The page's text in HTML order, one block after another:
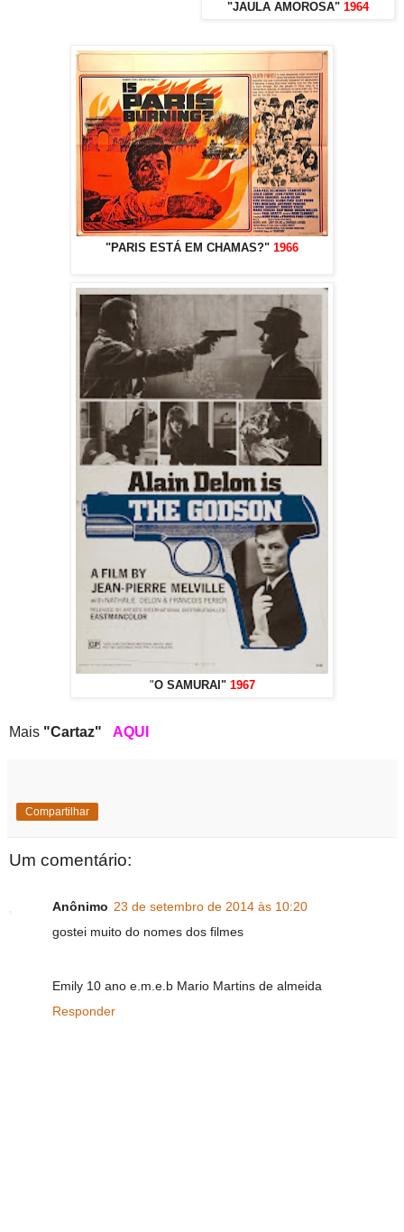
"JAULA AMOROSA" 1964
"PARIS ESTÁ EM CHAMAS?" 1966
"O SAMURAI" 1967
Mais "Cartaz" AQUI
Compartilhar
Um comentário:
Anônimo 23 de setembro de 2014 às 10:20
gostei muito do nomes dos filmes
Emily 10 ano e.m.e.b Mario Martins de almeida
Responder